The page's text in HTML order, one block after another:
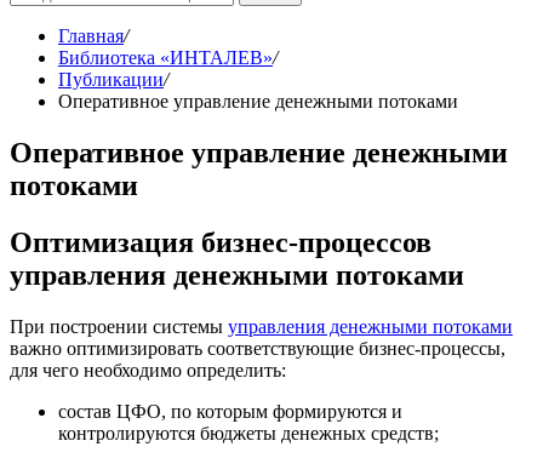
Главная/
Библиотека «ИНТАЛЕВ»/
Публикации/
Оперативное управление денежными потоками
Оперативное управление денежными
потоками
Оптимизация бизнес-процессов
управления денежными потоками
При построении системы управления денежными потоками
важно оптимизировать соответствующие бизнес-процессы,
для чего необходимо определить:
состав ЦФО, по которым формируются и
контролируются бюджеты денежных средств;